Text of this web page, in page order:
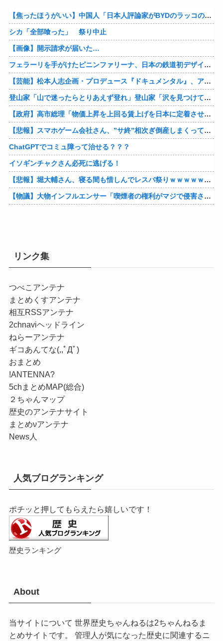
【焦ったほうがいい】中国人「日本人評論家がBYDのラッコの装備を褒めてるけど中国では基本的な装備やぞ…？」
シカ「全部喰った」 祭り中止
【画像】開示請求が届いた…
フェラーリを手がけたピニンファリーナ、日本の鉄道初デザイン。南海電鉄が新たな空港特急をなにわ筋線へ導入
【芸能】松本人志企画・プロデュース『ドキュメンタル』、アメリカで初の制作が決定
登山家「山で迷ったらとりあえず登れ」登山家「沢を見つけて下山しろ」←これ結局どっちが正解なの？
【政府】高市総理「物価上昇を上回る賃上げを日本に定着させる」 国家公務員月給3.51％増へ 人事院の勧告を受け
【悲報】スマホゲーム会社さん、”サ終”相次ぎ倒産しまくってる模様
ChatGPTでコミュ障って治せる？？？
イソギンチャクさん必死に逃げる！
【悲報】堀大輔さん、寝る間も惜しんでレスバ祭りｗｗｗｗｗｗｗｗｗｗｗｗｗｗｗｗｗｗｗｗｗｗｗｗ他
【物議】大物インフルエンサー「喫煙者の権利がマジで侵害されてる。いくら税金払ってるんだ」他
リンク集
つべこアンテナ
まとめくすアンテナ
相互RSSアンテナ
2chnaviヘッドライン
ねらーアンテナ
ギコあんてな(,,ﾟДﾟ)
おまとめ
!ANTENNA?
5chまとめMAP(総合)
２ちゃんマップ
歴史のアンテナサイト
まとめνアンテナ
News人
人気ブログランキング
ポチッと押してもらえたら嬉しいです！
歴史ランキング
About
当サイトについて 世界歴史ちゃんねるは2ちゃんねるま
とめサイトです。 管理人が気になった歴史に関連するニ